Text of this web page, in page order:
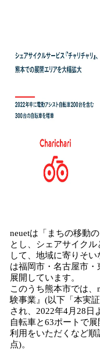
neuetは「まちの移動
とし、シェアサイク
して、地域に寄りそ
は福岡市・名古屋市
展開しています。
このうち熊本市では
験事業』(以下「本実
され、2022年4月28日
自転車と63ポートで
利用をいただくなど
点)。